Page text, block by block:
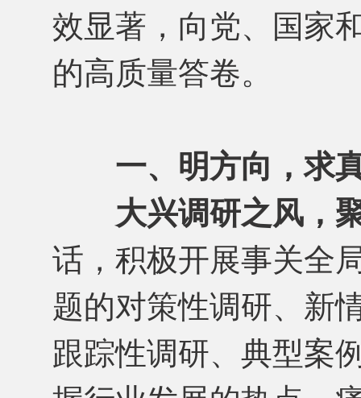
效显著，向党、国家
的高质量答卷。
一、明方向，求
大兴调研之风，
话，积极开展事关全
题的对策性调研、新
跟踪性调研、典型案